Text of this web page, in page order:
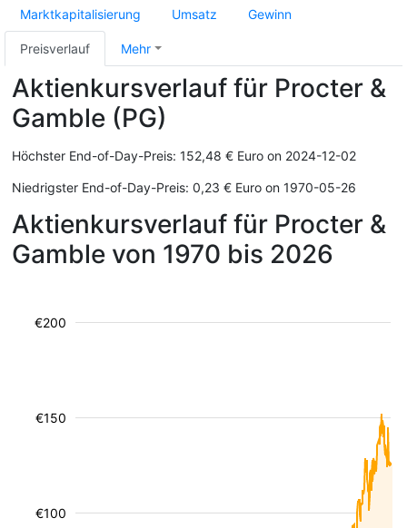
Marktkapitalisierung Umsatz Gewinn
Preisverlauf Mehr
Aktienkursverlauf für Procter &
Gamble (PG)
Höchster End-of-Day-Preis: 152,48 € Euro on 2024-12-02
Niedrigster End-of-Day-Preis: 0,23 € Euro on 1970-05-26
Aktienkursverlauf für Procter &
Gamble von 1970 bis 2026
€100
€150
€200